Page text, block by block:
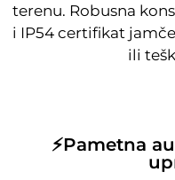
terenu. Robusna
i IP54 certifikat
ili
⚡Pametna